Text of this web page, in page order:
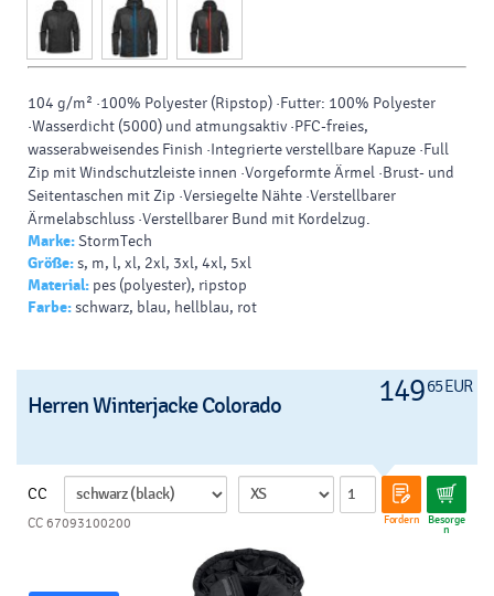
104 g/m² ·100% Polyester (Ripstop) ·Futter: 100% Polyester
·Wasserdicht (5000) und atmungsaktiv ·PFC-freies,
wasserabweisendes Finish ·Integrierte verstellbare Kapuze ·Full
Zip mit Windschutzleiste innen ·Vorgeformte Ärmel ·Brust- und
Seitentaschen mit Zip ·Versiegelte Nähte ·Verstellbarer
Ärmelabschluss ·Verstellbarer Bund mit Kordelzug.
Marke:StormTech
Größe:s, m, l, xl, 2xl, 3xl, 4xl, 5xl
Material: pes (polyester), ripstop
Farbe:schwarz, blau, hellblau, rot
14965 EUR
Herren Winterjacke Colorado
CC
Fordern Besorge
n
CC 67093100200